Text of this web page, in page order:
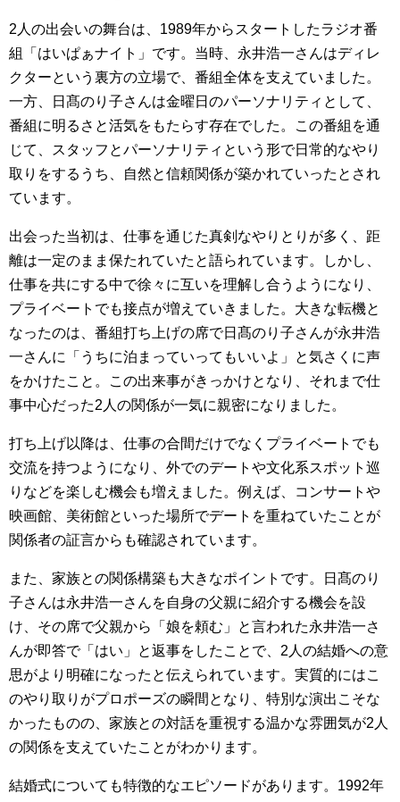
2人の出会いの舞台は、1989年からスタートしたラジオ番
組「はいぱぁナイト」です。当時、永井浩一さんはディレ
クターという裏方の立場で、番組全体を支えていました。
一方、日髙のり子さんは金曜日のパーソナリティとして、
番組に明るさと活気をもたらす存在でした。この番組を通
じて、スタッフとパーソナリティという形で日常的なやり
取りをするうち、自然と信頼関係が築かれていったとされ
ています。
出会った当初は、仕事を通じた真剣なやりとりが多く、距
離は一定のまま保たれていたと語られています。しかし、
仕事を共にする中で徐々に互いを理解し合うようになり、
プライベートでも接点が増えていきました。大きな転機と
なったのは、番組打ち上げの席で日髙のり子さんが永井浩
一さんに「うちに泊まっていってもいいよ」と気さくに声
をかけたこと。この出来事がきっかけとなり、それまで仕
事中心だった2人の関係が一気に親密になりました。
打ち上げ以降は、仕事の合間だけでなくプライベートでも
交流を持つようになり、外でのデートや文化系スポット巡
りなどを楽しむ機会も増えました。例えば、コンサートや
映画館、美術館といった場所でデートを重ねていたことが
関係者の証言からも確認されています。
また、家族との関係構築も大きなポイントです。日髙のり
子さんは永井浩一さんを自身の父親に紹介する機会を設
け、その席で父親から「娘を頼む」と言われた永井浩一さ
んが即答で「はい」と返事をしたことで、2人の結婚への意
思がより明確になったと伝えられています。実質的にはこ
のやり取りがプロポーズの瞬間となり、特別な演出こそな
かったものの、家族との対話を重視する温かな雰囲気が2人
の関係を支えていたことがわかります。
結婚式についても特徴的なエピソードがあります。1992年